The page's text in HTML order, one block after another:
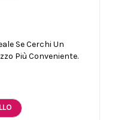
Se Cerchi Un
Più Conveniente.